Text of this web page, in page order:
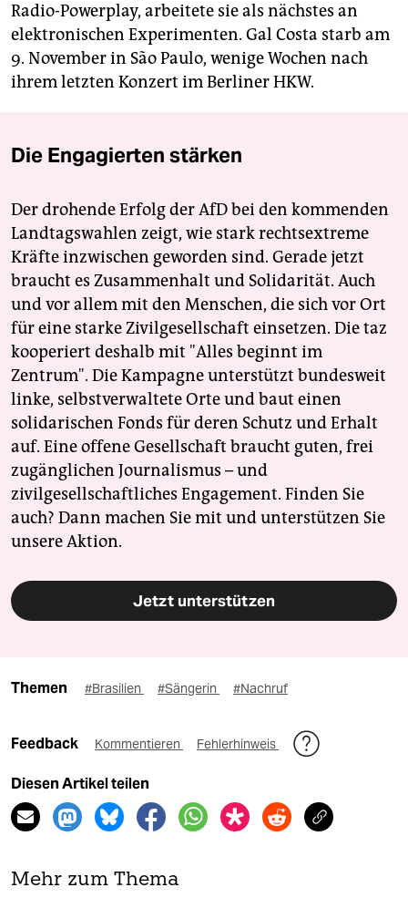
Radio-Powerplay, arbeitete sie als nächstes an
elektronischen Experimenten. Gal Costa starb am
9. November in São Paulo, wenige Wochen nach
ihrem letzten Konzert im Berliner HKW.
Die Engagierten stärken
Der drohende Erfolg der AfD bei den kommenden
Landtagswahlen zeigt, wie stark rechtsextreme
Kräfte inzwischen geworden sind. Gerade jetzt
braucht es Zusammenhalt und Solidarität. Auch
und vor allem mit den Menschen, die sich vor Ort
für eine starke Zivilgesellschaft einsetzen. Die taz
kooperiert deshalb mit "Alles beginnt im
Zentrum". Die Kampagne unterstützt bundesweit
linke, selbstverwaltete Orte und baut einen
solidarischen Fonds für deren Schutz und Erhalt
auf. Eine offene Gesellschaft braucht guten, frei
zugänglichen Journalismus – und
zivilgesellschaftliches Engagement. Finden Sie
auch? Dann machen Sie mit und unterstützen Sie
unsere Aktion.
Jetzt unterstützen
Themen #Brasilien #Sängerin #Nachruf
Feedback Kommentieren Fehlerhinweis
Diesen Artikel teilen
Mehr zum Thema